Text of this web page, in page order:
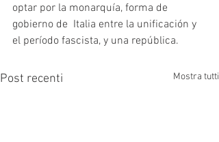
optar por la monarquía, forma de
gobierno de  Italia entre la unificación y
el período fascista, y una república.
Post recenti Mostra tutti